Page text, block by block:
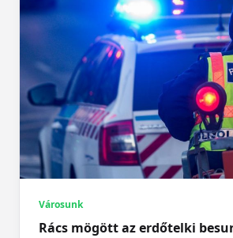
Városunk
Rács mögött az erdőtelki